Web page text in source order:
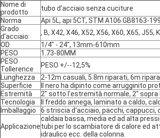
Nome di
prodotto
tubo d'acciaio senza cuciture
Norma
Api 5L, api 5CT, STM A106 GB8163-
Grado
d'acciaio:
, B, X42, X46, X52, X56, X60, X65, J55,
OD
1/4" - 24", 13mm-610mm
PESO
1.73-80MM
PESO
Tollerence
PESO +/--12,5%
Lunghezza
2-12m casuali, 5.8m riparati, 6m
Superficie
Il nero ha dipinto come arrugginito
Estremità
2" sotto l'estremità normale, 2"
Tecnologia
Il freddo annega, laminato a caldo,
Imballaggio
6 striscia d'acciaio, pacchi, cappucci,
Applicazione
caldaia bassa, media ed ad alta
tubi per lo scambiatore di calore ed
idraulico ecc. della colonna.